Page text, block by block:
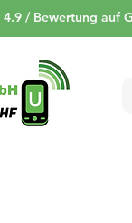
4.9 / Bewertung auf